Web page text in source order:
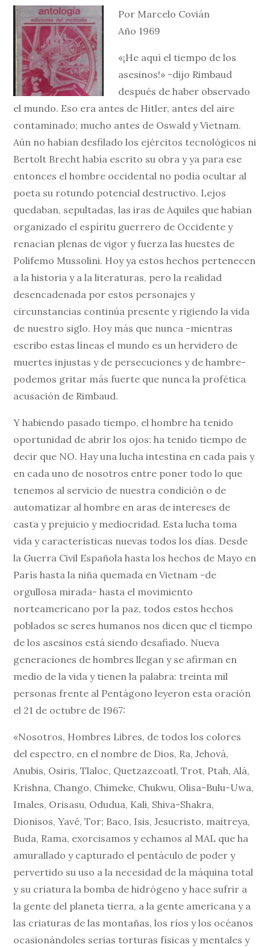
Por Marcelo Covián
Año 1969
«¡He aquí el tiempo de los
asesinos!» -dijo Rimbaud
después de haber observado
el mundo. Eso era antes de Hitler, antes del aire
contaminado; mucho antes de Oswald y Vietnam.
Aún no habían desfilado los ejércitos tecnológicos ni
Bertolt Brecht había escrito su obra y ya para ese
entonces el hombre occidental no podía ocultar al
poeta su rotundo potencial destructivo. Lejos
quedaban, sepultadas, las iras de Aquiles que habían
organizado el espíritu guerrero de Occidente y
renacían plenas de vigor y fuerza las huestes de
Polifemo Mussolini. Hoy ya estos hechos pertenecen
a la historia y a la literaturas, pero la realidad
desencadenada por estos personajes y
circunstancias continúa presente y rigiendo la vida
de nuestro siglo. Hoy más que nunca -mientras
escribo estas líneas el mundo es un hervidero de
muertes injustas y de persecuciones y de hambre-
podemos gritar más fuerte que nunca la profética
acusación de Rimbaud.
Y habiendo pasado tiempo, el hombre ha tenido
oportunidad de abrir los ojos: ha tenido tiempo de
decir que NO. Hay una lucha intestina en cada país y
en cada uno de nosotros entre poner todo lo que
tenemos al servicio de nuestra condición o de
automatizar al hombre en aras de intereses de
casta y prejuicio y mediocridad. Esta lucha toma
vida y características nuevas todos los días. Desde
la Guerra Civil Española hasta los hechos de Mayo en
París hasta la niña quemada en Vietnam -de
orgullosa mirada- hasta el movimiento
norteamericano por la paz, todos estos hechos
poblados se seres humanos nos dicen que el tiempo
de los asesinos está siendo desafiado. Nueva
generaciones de hombres llegan y se afirman en
medio de la vida y tienen la palabra: treinta mil
personas frente al Pentágono leyeron esta oración
el 21 de octubre de 1967:
«Nosotros, Hombres Libres, de todos los colores
del espectro, en el nombre de Dios, Ra, Jehová,
Anubis, Osiris, Tlaloc, Quetzazcoatl, Trot, Ptah, Alá,
Krishna, Chango, Chimeke, Chukwu, Olisa-Bulu-Uwa,
Imales, Orisasu, Odudua, Kali, Shiva-Shakra,
Dionisos, Yavé, Tor; Baco, Isis, Jesucristo, maitreya,
Buda, Rama, exorcisamos y echamos al MAL que ha
amurallado y capturado el pentáculo de poder y
pervertido su uso a la necesidad de la máquina total
y su criatura la bomba de hidrógeno y hace sufrir a
la gente del planeta tierra, a la gente americana y a
las criaturas de las montañas, los ríos y los océanos
ocasionándoles serias torturas físicas y mentales y